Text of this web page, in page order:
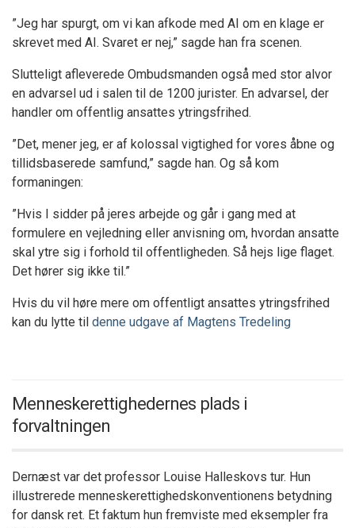
”Jeg har spurgt, om vi kan afkode med AI om en klage er
skrevet med AI. Svaret er nej,” sagde han fra scenen.
Slutteligt afleverede Ombudsmanden også med stor alvor
en advarsel ud i salen til de 1200 jurister. En advarsel, der
handler om offentlig ansattes ytringsfrihed.
”Det, mener jeg, er af kolossal vigtighed for vores åbne og
tillidsbaserede samfund,” sagde han. Og så kom
formaningen:
”Hvis I sidder på jeres arbejde og går i gang med at
formulere en vejledning eller anvisning om, hvordan ansatte
skal ytre sig i forhold til offentligheden. Så hejs lige flaget.
Det hører sig ikke til.”
Hvis du vil høre mere om offentligt ansattes ytringsfrihed
kan du lytte til denne udgave af Magtens Tredeling
Menneskerettighedernes plads i
forvaltningen
Dernæst var det professor Louise Halleskovs tur. Hun
illustrerede menneskerettighedskonventionens betydning
for dansk ret. Et faktum hun fremviste med eksempler fra